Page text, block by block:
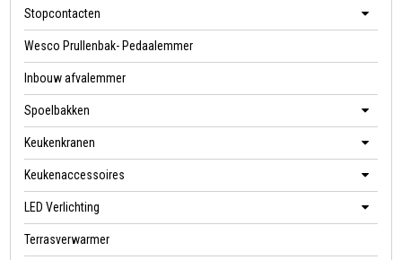
Stopcontacten
Wesco Prullenbak- Pedaalemmer
Inbouw afvalemmer
Spoelbakken
Keukenkranen
Keukenaccessoires
LED Verlichting
Terrasverwarmer